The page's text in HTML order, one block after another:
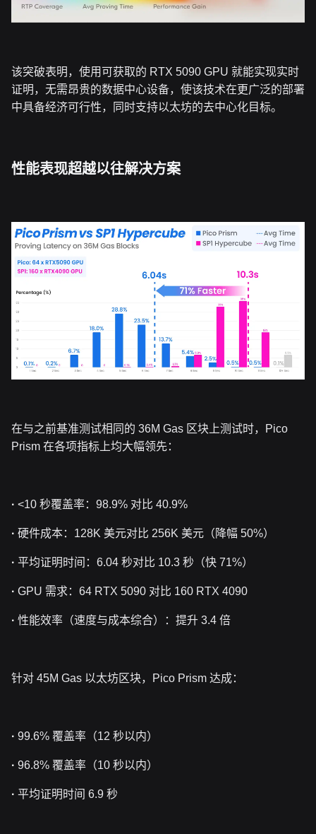
该突破表明，使用可获取的 RTX 5090 GPU 就能实现实时
证明，无需昂贵的数据中心设备，使该技术在更广泛的部署
中具备经济可行性，同时支持以太坊的去中心化目标。
性能表现超越以往解决方案
在与之前基准测试相同的 36M Gas 区块上测试时，Pico
Prism 在各项指标上均大幅领先：
· <10 秒覆盖率：98.9% 对比 40.9%
· 硬件成本：128K 美元对比 256K 美元（降幅 50%）
· 平均证明时间：6.04 秒对比 10.3 秒（快 71%）
· GPU 需求：64 RTX 5090 对比 160 RTX 4090
· 性能效率（速度与成本综合）：提升 3.4 倍
针对 45M Gas 以太坊区块，Pico Prism 达成：
· 99.6% 覆盖率（12 秒以内）
· 96.8% 覆盖率（10 秒以内）
· 平均证明时间 6.9 秒